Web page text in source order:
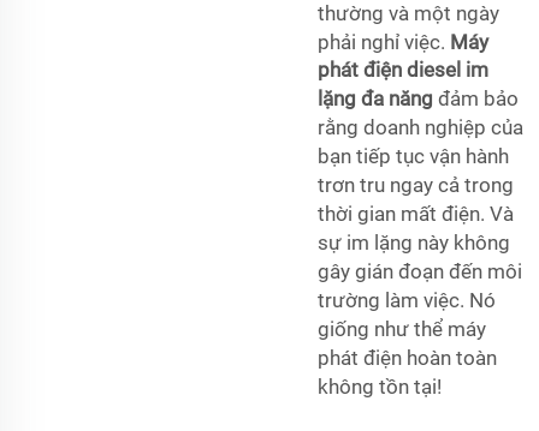
thường và một ngày
phải nghỉ việc. Máy
phát điện diesel im
lặng đa năng đảm bảo
rằng doanh nghiệp của
bạn tiếp tục vận hành
trơn tru ngay cả trong
thời gian mất điện. Và
sự im lặng này không
gây gián đoạn đến môi
trường làm việc. Nó
giống như thể máy
phát điện hoàn toàn
không tồn tại!